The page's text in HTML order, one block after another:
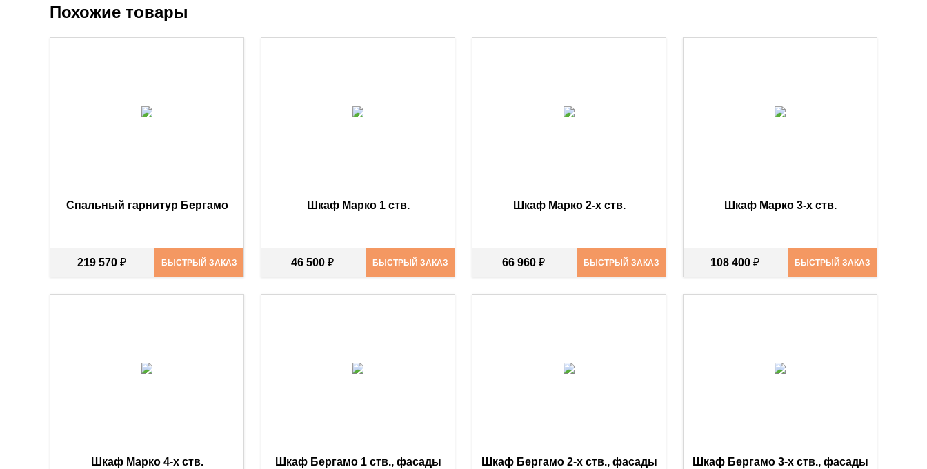
Похожие товары
Спальный гарнитур Бергамо
219 570 ₽ БЫСТРЫЙ ЗАКАЗ
Шкаф Марко 1 ств.
46 500₽ БЫСТРЫЙ ЗАКАЗ
Шкаф Марко 2-х ств.
66 960₽ БЫСТРЫЙ ЗАКАЗ
Шкаф Марко 3-х ств.
108 400 ₽ БЫСТРЫЙ ЗАКАЗ
Шкаф Марко 4-х ств. Шкаф Бергамо 1 ств., фасады Шкаф Бергамо 2-х ств., фасады Шкаф Бергамо 3-х ств., фасады